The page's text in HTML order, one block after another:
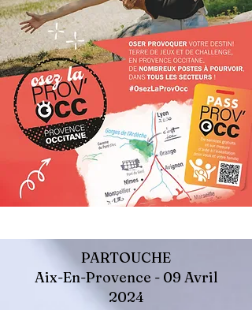
PARTOUCHE
Aix-En-Provence - 09 Avril
2024